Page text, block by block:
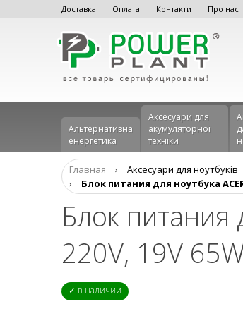
Доставка Оплата Контакти Про нас
Альтернативна
енергетика
Аксесуари для
акумуляторної
техніки
Главная › Аксесуари для ноутбуків
›
Блок питания для ноутбука
Блок питания
220V, 19V
✓ в наличии